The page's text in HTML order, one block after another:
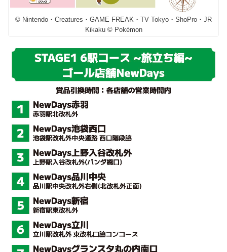
© Nintendo・Creatures・GAME FREAK・TV Tokyo・ShoPro・JR
Kikaku © Pokémon